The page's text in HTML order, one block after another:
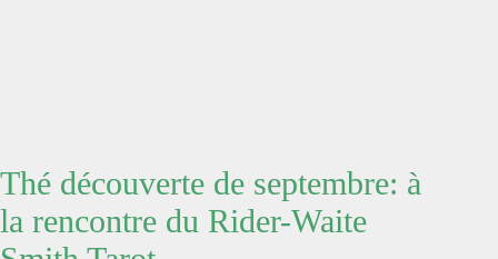
Thé découverte de septembre: à
la rencontre du Rider-Waite